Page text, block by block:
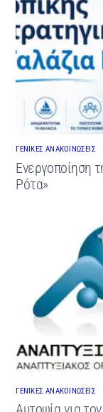
ΓΕΝΙΚΕΣ ΑΝΑΚΟΙΝΩΣΕΙΣ
Ενεργοποίηση
Ρότα»
ΓΕΝΙΚΕΣ ΑΝΑΚΟΙΝΩΣΕΙΣ